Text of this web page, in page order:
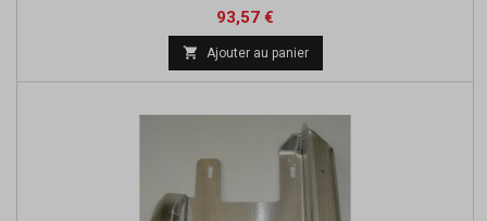
Prix
93,57 €
base
 Ajouter au panier